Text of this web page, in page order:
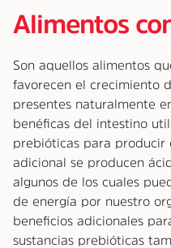
Alimentos
Son aquellos alimentos
favorecen el crecimiento
presentes naturalmente
benéficas del intestino
prebióticas para producir
adicional se producen
algunos de los cuales
de energía por nuestro
beneficios adicionales
sustancias prebióticas